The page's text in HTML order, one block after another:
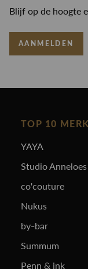
Blijf op de hoogte
AANMELDEN
TOP 10
YAYA
Studio Anneloes
co'couture
Nukus
by-bar
Summum
Penn & ink